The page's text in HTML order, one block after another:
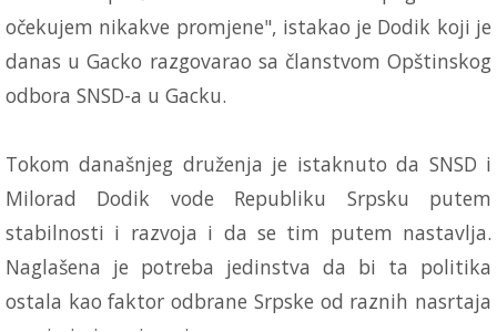
očekujem nikakve promjene", istakao je Dodik koji je
danas u Gacko razgovarao sa članstvom Opštinskog
odbora SNSD-a u Gacku.
Tokom današnjeg druženja je istaknuto da SNSD i
Milorad Dodik vode Republiku Srpsku putem
stabilnosti i razvoja i da se tim putem nastavlja.
Naglašena je potreba jedinstva da bi ta politika
ostala kao faktor odbrane Srpske od raznih nasrtaja